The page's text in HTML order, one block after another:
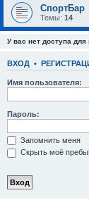
СпортБар
Темы: 14
У вас нет доступа
ВХОД •
Имя пользователя:
Пароль:
Запомнить меня
Скрыть моё